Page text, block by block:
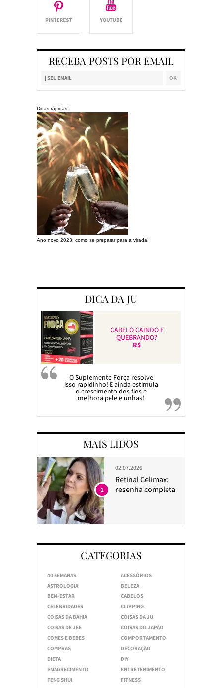
RECEBA POSTS POR EMAIL
Dicas rápidas!
Ano novo 2023: como se preparar para a virada!
DICA DA JU
CABELO CAINDO E
QUEBRANDO?
R$
O Suplemento Força resolve
isso rapidinho! E ainda estimula
o crescimento dos fios e
melhora pele e unhas!
MAIS LIDOS
02.07.2026
Retinal Celimax:
resenha completa
1
CATEGORIAS
40 SEMANAS
ACESSÓRIOS
ASTROLOGIA
BELEZA
BEM-ESTAR
CABELOS
CELEBRIDADES
CLIPPING
COISAS DA BAHIA
COISAS DA JU
COISAS DE JEE
COISAS DO JAPÃO
COMES E BEBES
COMPORTAMENTO
COMPRAS
DECORAÇÃO
DIETA
DIY
EMAGRECIMENTO
ENTRETENIMENTO
FENG SHUI
FITNESS